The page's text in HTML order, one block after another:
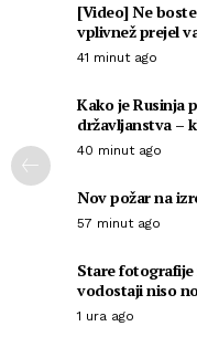
[Video] Ne
vplivnež prejel
41 minut ago
Kako je Rusinja
državljanstva –
40 minut ago
Nov požar na
57 minut ago
Stare
vodostaji niso
1 ura ago